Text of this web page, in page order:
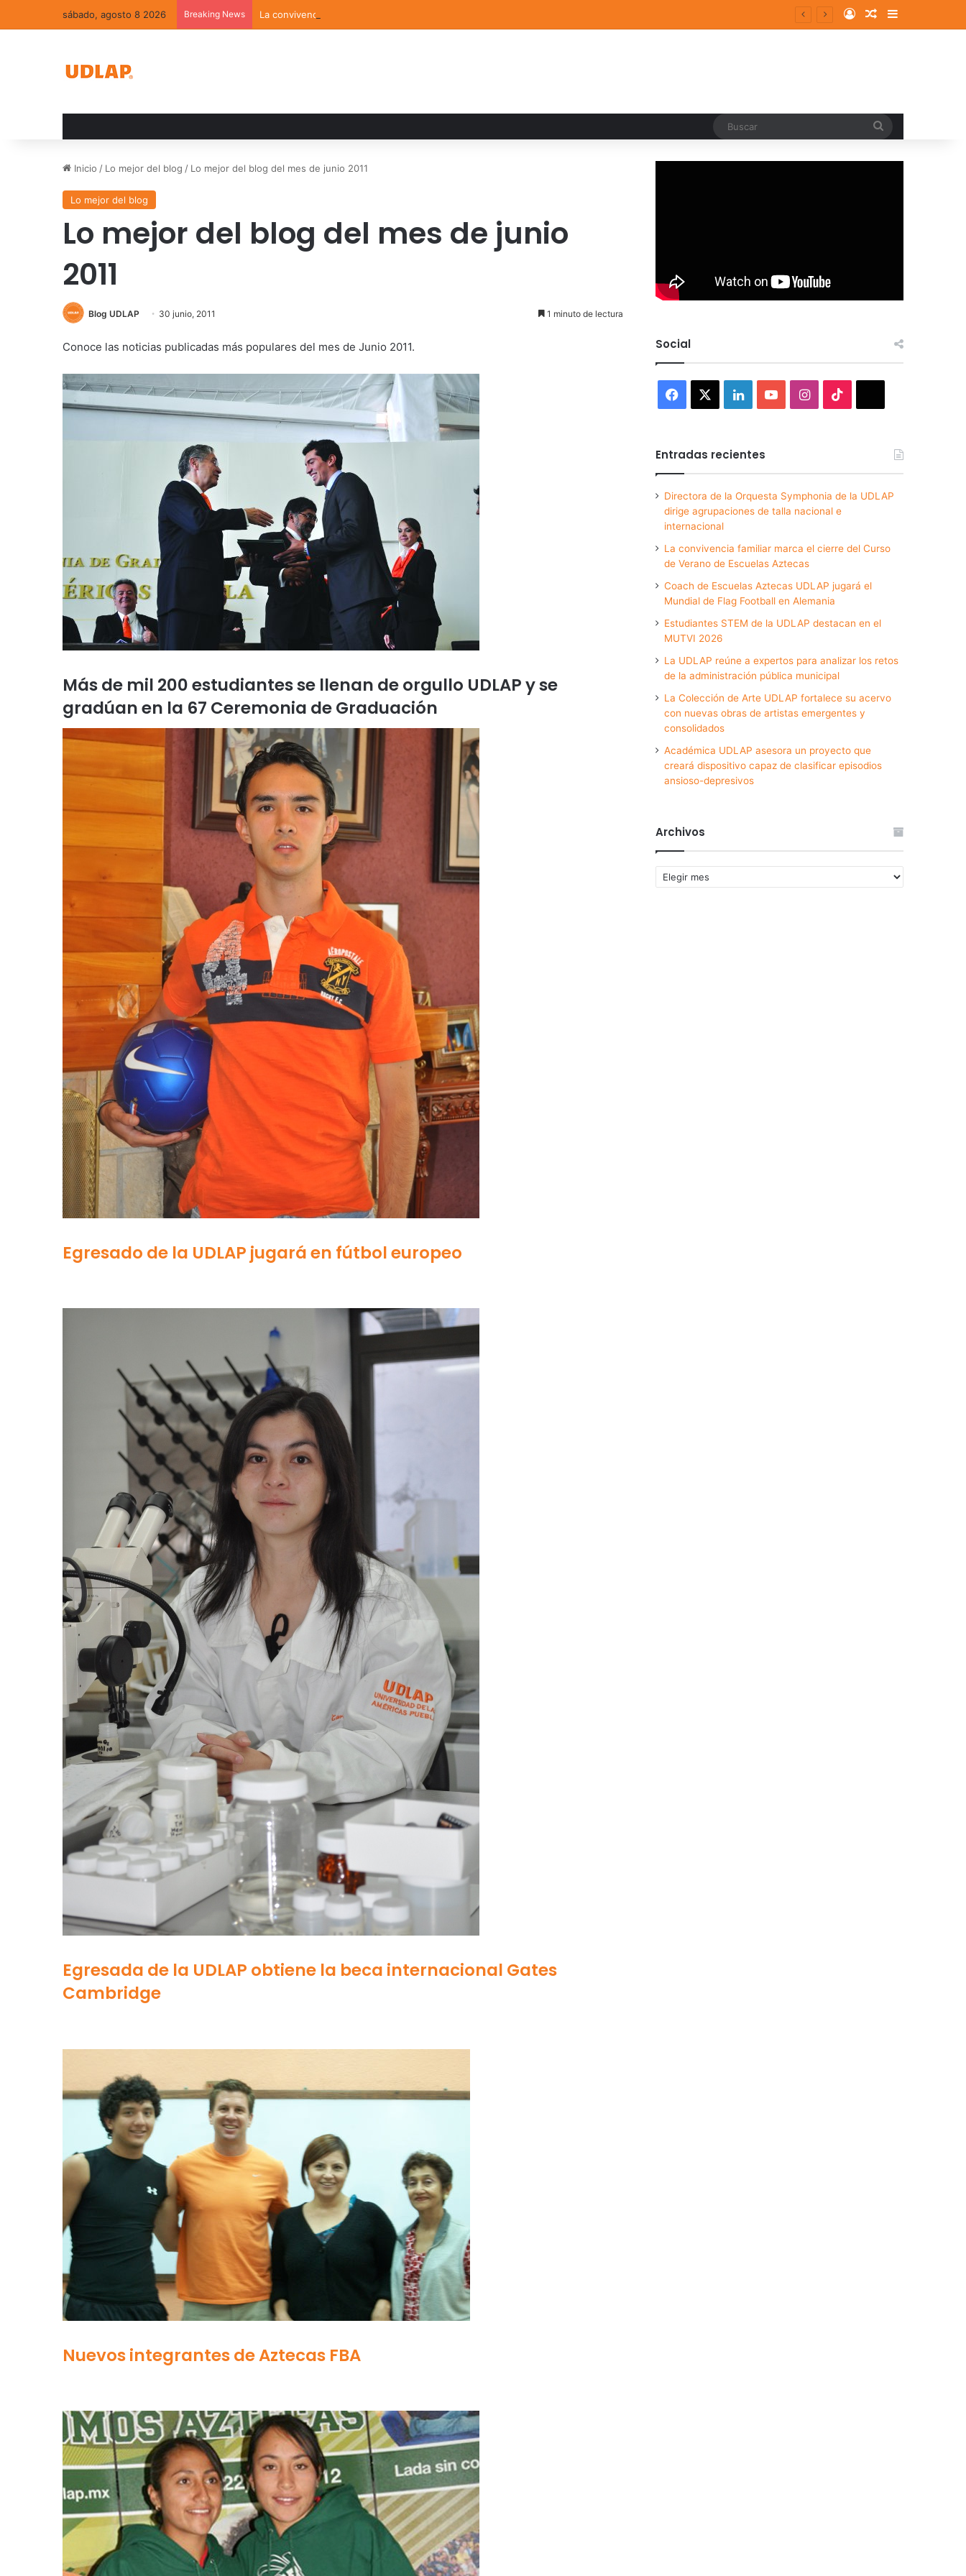
sábado, agosto 8 2026 Breaking News La convivencia familiar marca el cierre del Curso de Verano de Escuelas Aztecas Log InRandom Article
Sidebar
Inicio / Lo mejor del blog / Lo mejor del blog del mes de junio 2011
Lo mejor del blog
Lo mejor del blog del mes de junio
2011
Blog UDLAP 30 junio, 2011 1 minuto de lectura
Conoce las noticias publicadas más populares del mes de Junio 2011.
Más de mil 200 estudiantes se llenan de orgullo UDLAP y se
gradúan en la 67 Ceremonia de Graduación
Egresado de la UDLAP jugará en fútbol europeo
Egresada de la UDLAP obtiene la beca internacional Gates
Cambridge
Nuevos integrantes de Aztecas FBA
Social
Facebook LinkedInYouTubeInstagram
Entradas recientes
Directora de la Orquesta Symphonia de la UDLAP
dirige agrupaciones de talla nacional e
internacional
La convivencia familiar marca el cierre del Curso
de Verano de Escuelas Aztecas
Coach de Escuelas Aztecas UDLAP jugará el
Mundial de Flag Football en Alemania
Estudiantes STEM de la UDLAP destacan en el
MUTVI 2026
La UDLAP reúne a expertos para analizar los retos
de la administración pública municipal
La Colección de Arte UDLAP fortalece su acervo
con nuevas obras de artistas emergentes y
consolidados
Académica UDLAP asesora un proyecto que
creará dispositivo capaz de clasificar episodios
ansioso-depresivos
Archivos
Archivos